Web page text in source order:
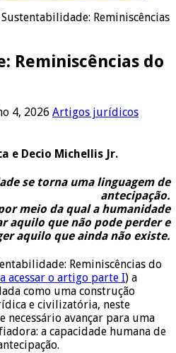
Sustentabilidade: Reminiscências
Reminiscências do
4, 2026 Artigos jurídicos
e Decio Michellis Jr.
se torna uma linguagem de
antecipação.
meio da qual a humanidade
aquilo que não pode perder e
aquilo que ainda não existe.
Reminiscências do
acessar o artigo parte I) a
como uma construção
e civilizatória, neste
necessário avançar para uma
a capacidade humana de